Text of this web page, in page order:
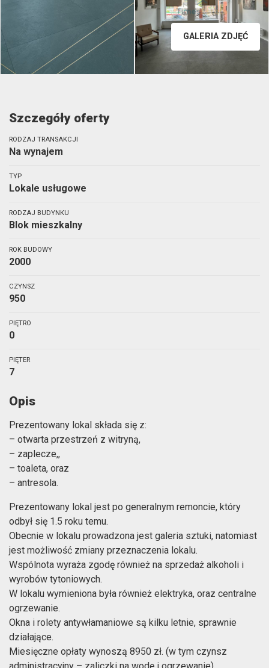
GALERIA ZDJĘĆ
Szczegóły oferty
RODZAJ TRANSAKCJI
Na wynajem
TYP
Lokale usługowe
RODZAJ BUDYNKU
Blok mieszkalny
ROK BUDOWY
2000
CZYNSZ
950
PIĘTRO
0
PIĘTER
7
Opis
Prezentowany lokal składa się z:
– otwarta przestrzeń z witryną,
– zaplecze,,
– toaleta, oraz
– antresola.
Prezentowany lokal jest po generalnym remoncie, który
odbył się 1.5 roku temu.
Obecnie w lokalu prowadzona jest galeria sztuki, natomiast
jest możliwość zmiany przeznaczenia lokalu.
Wspólnota wyraża zgodę również na sprzedaż alkoholi i
wyrobów tytoniowych.
W lokalu wymieniona była również elektryka, oraz centralne
ogrzewanie.
Okna i rolety antywłamaniowe są kilku letnie, sprawnie
działające.
Miesięczne opłaty wynoszą 8950 zł. (w tym czynsz